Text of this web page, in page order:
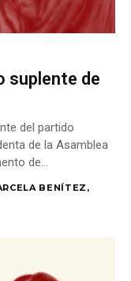
suplente de
del partido
de la Asamblea
de...
BENÍTEZ,